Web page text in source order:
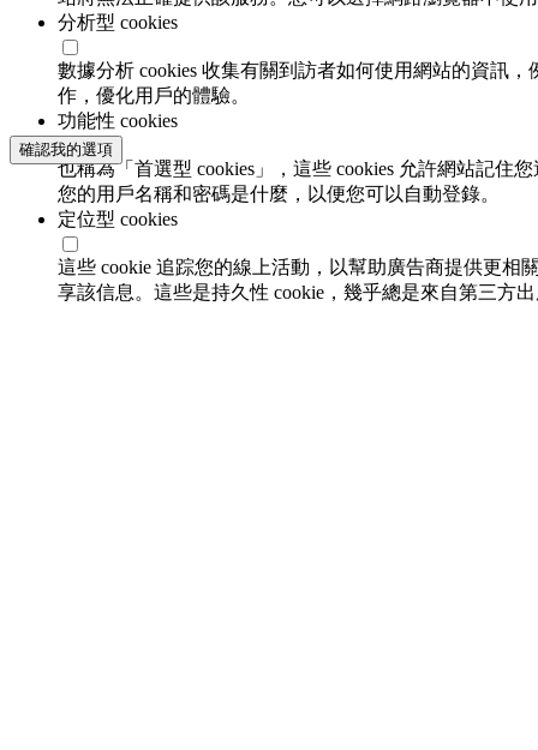
分析型 cookies
數據分析 cookies 收集有關到訪者如何使用網站的資訊
作，優化用戶的體驗。
功能性 cookies
也稱為「首選型 cookies」，這些 cookies 允許網站記
您的用戶名稱和密碼是什麼，以便您可以自動登錄。
定位型 cookies
這些 cookie 追踪您的線上活動，以幫助廣告商提供更相
享該信息。這些是持久性 cookie，幾乎總是來自第三方
確認我的選項